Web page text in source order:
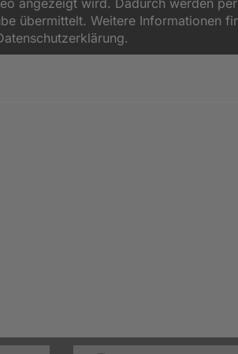
angezeigt wird. Dadurch werden
übermittelt. Weitere Informationen